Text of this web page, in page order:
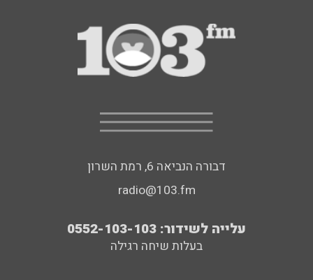
דבורה הנביאה 6, רמת השרון
radio@103.fm
עלייה לשידור: 0552-103-103
בעלות שיחה רגילה